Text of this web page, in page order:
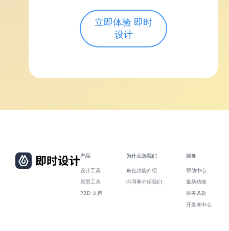
立即体验 即时
设计
产品
设计工具
原型工具
PRD 文档
为什么选我们
角色功能介绍
向同事介绍我们
服务
帮助中心
最新功能
服务条款
开发者中心